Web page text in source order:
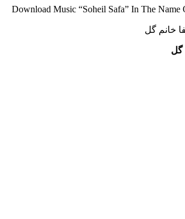
Download Music “Soheil Safa” In The
گل